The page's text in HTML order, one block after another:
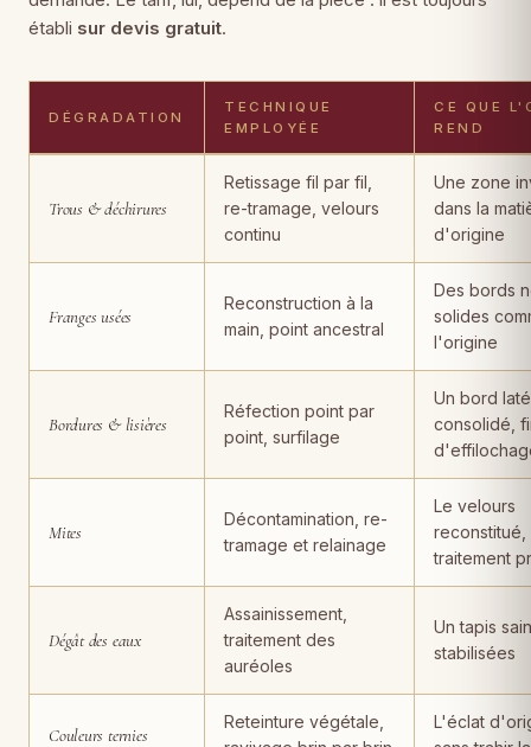
établi sur devis gratuit.
DÉGRADATION
TECHNIQUE
EMPLOYÉE
CE QUE
REND
Trous & déchirures
Retissage fil par fil,
re-tramage, velours
continu
Une zone
dans la
d'origine
Franges usées
Reconstruction à la
main, point ancestral
Des bords
solides
l'origine
Bordures & lisières
Réfection point par
point, surfilage
Un bord
consolidé,
Mites
Décontamination, re-
tramage et relainage
Le velours
reconstitué,
traitement
Dégât des eaux
Assainissement,
traitement des
auréoles
Un tapis
stabilisées
Couleurs ternies
Reteinture végétale,
L'éclat